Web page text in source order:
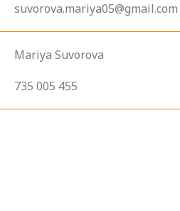
suvorova.mariya05@gmail.com
Mariya Suvorova
735 005 455